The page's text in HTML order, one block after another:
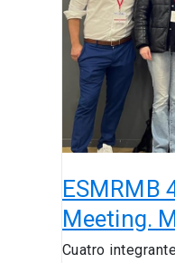
ESMRMB
Meeting.
Cuatro
Annual
Meeting.
Marseille,
France.